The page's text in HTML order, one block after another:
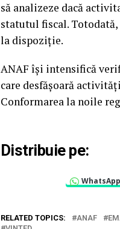
să analizeze dacă
statutul fiscal.
la dispoziție.
ANAF își intensifică
care desfășoară
Conformarea la noile
Distribuie pe:
WhatsApp
RELATED TOPICS: ANAF